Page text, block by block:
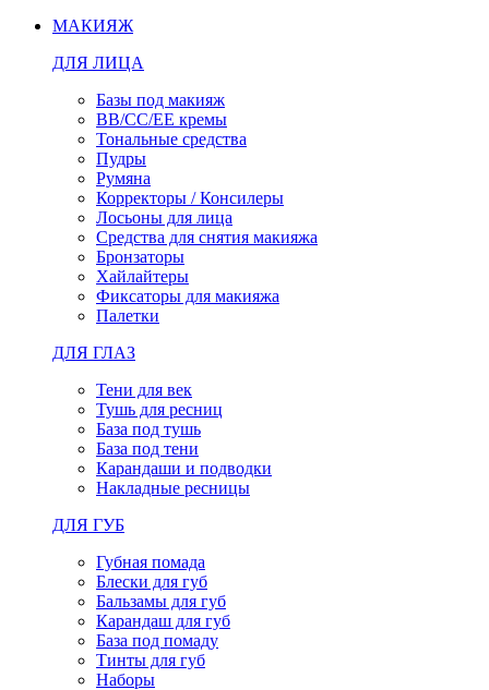
МАКИЯЖ
ДЛЯ ЛИЦА
Базы под макияж
BB/CC/EE кремы
Тональные средства
Пудры
Румяна
Корректоры / Консилеры
Лосьоны для лица
Средства для снятия макияжа
Бронзаторы
Хайлайтеры
Фиксаторы для макияжа
Палетки
ДЛЯ ГЛАЗ
Тени для век
Тушь для ресниц
База под тушь
База под тени
Карандаши и подводки
Накладные ресницы
ДЛЯ ГУБ
Губная помада
Блески для губ
Бальзамы для губ
Карандаш для губ
База под помаду
Тинты для губ
Наборы